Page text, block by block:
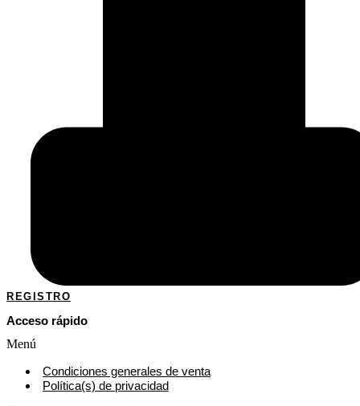
REGISTRO
Acceso rápido
Menú
Condiciones generales de venta
Política(s) de privacidad